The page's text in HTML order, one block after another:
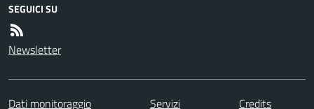
SEGUICI SU
Newsletter
Dati monitoraggio Servizi Credits